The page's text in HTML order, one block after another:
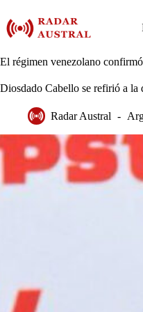
contenido
El régimen venezolano
Diosdado Cabello se refirió a la
Radar Austral